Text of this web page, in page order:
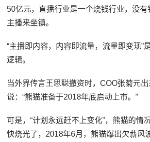
50亿元，直播行业是一个烧钱行业，没有
主播来坐镇。
“主播即内容，内容即流量，流量即变现”
逻辑。
当外界传言王思聪撤资时，COO张菊元
说：“熊猫准备于2018年底启动上市。”
可是，“计划永远赶不上变化”，熊猫的
快烧光了，2018年6月，熊猫爆出欠薪风